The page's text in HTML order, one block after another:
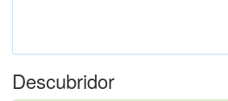
Descubridor